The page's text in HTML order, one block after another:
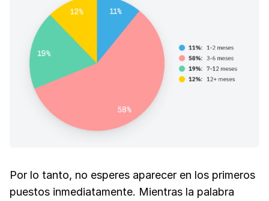
Por lo tanto, no esperes aparecer en los primeros
puestos inmediatamente. Mientras la palabra